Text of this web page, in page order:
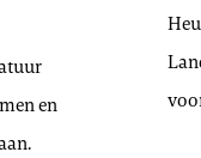
en